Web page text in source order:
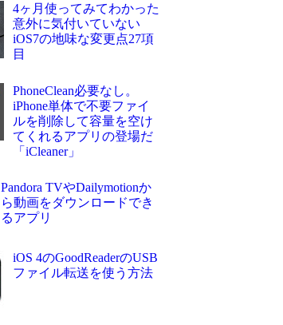
4ヶ月使ってみてわかった
意外に気付いていない
iOS7の地味な変更点27項
目
PhoneClean必要なし。
iPhone単体で不要ファイ
ルを削除して容量を空け
てくれるアプリの登場だ
「iCleaner」
Pandora TVやDailymotionか
ら動画をダウンロードでき
るアプリ
iOS 4のGoodReaderのUSB
ファイル転送を使う方法